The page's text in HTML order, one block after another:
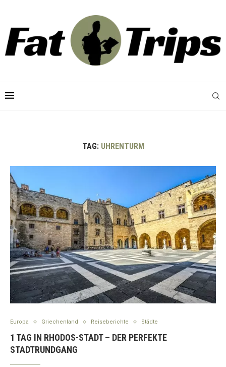
TAG: UHRENTURM
Europa Griechenland Reiseberichte Städte
1 TAG IN RHODOS-STADT – DER PERFEKTE
STADTRUNDGANG